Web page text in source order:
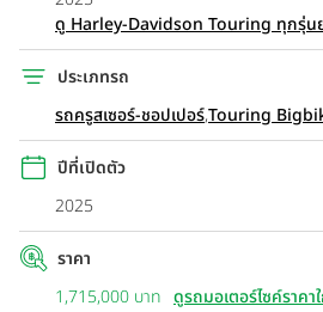
ดู Harley-Davidson Touring ทุกรุ่น
ประเภทรถ
รถครูสเซอร์-ชอปเปอร์,Touring
ปีที่เปิดตัว
2025
ราคา
1,715,000 บาท ดูรถมอเตอร์ไซค์ราคา